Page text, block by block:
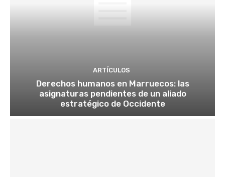
ARTÍCULOS
Derechos humanos en Marruecos: las
asignaturas pendientes de un aliado
estratégico de Occidente